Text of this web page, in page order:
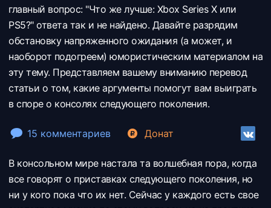
главный вопрос: "Что же лучше: Xbox Series X или
PS5?" ответа так и не найдено. Давайте разрядим
обстановку напряженного ожидания (а может, и
наоборот подогреем) юмористическим материалом на
эту тему. Представляем вашему вниманию перевод
статьи о том, какие аргументы помогут вам выиграть
в споре о консолях следующего поколения.
15 комментариев Донат
В консольном мире настала та волшебная пора, когда
все говорят о приставках следующего поколения, но
ни у кого пока что их нет. Сейчас у каждого есть свое